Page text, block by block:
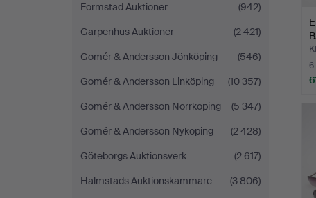
Formstad Auktioner
(942)
Garpenhus Auktioner
(2 421)
Gomér & Andersson Jönköping
(546)
Gomér & Andersson Linköping
(10 357)
Gomér & Andersson Norrköping
(5 347)
Gomér & Andersson Nyköping
(2 428)
Göteborgs Auktionsverk
(2 617)
Halmstads Auktionskammare
(3 806)
6